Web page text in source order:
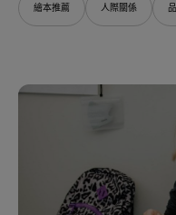
繪本推薦 人際關係